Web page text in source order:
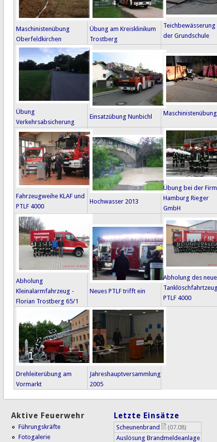
Maschinistenübung
Oberfeldkirchen
Übung am Kreisklinikum
Trostberg
Teichbewässerung
der Grundschule
Übung
Verkehrsabsicherung
Einsatzübung Nunbichl Maschinistenübung
Fahrzeugweihe KLAF und
PTLF 4000
Hochwasser 2013
Übung bei der
Hamburg Rieger
GmbH
Abholung
Kleinalarmfahrzeug -
Florian Trostberg 65/1
Neues PTLF trifft ein
Abholung des
PTLF 4000
Drehleiterübung am
Vormarkt
Jahreshauptversammlung
2005
Aktive Feuerwehr
Führungskräfte
Fotogalerie
Letzte Einsätze
Scheunenbrand
(07.08)
Auslösung Brandmeldeanlage